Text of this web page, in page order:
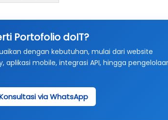
Portofolio doIT?
dengan kebutuhan, mulai dari website
mobile, integrasi API, hingga
via WhatsApp